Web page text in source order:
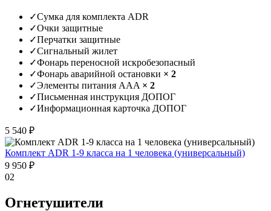
✓Сумка для комплекта ADR
✓Очки защитные
✓Перчатки защитные
✓Сигнальный жилет
✓Фонарь переносной искробезопасный
✓Фонарь аварийной остановки × 2
✓Элементы питания AAA × 2
✓Письменная инструкция ДОПОГ
✓Информационная карточка ДОПОГ
5 540 ₽
Комплект ADR 1-9 класса на 1 человека (универсальный)
9 950 ₽
02
Огнетушители